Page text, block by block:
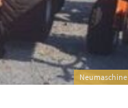
Neumaschine